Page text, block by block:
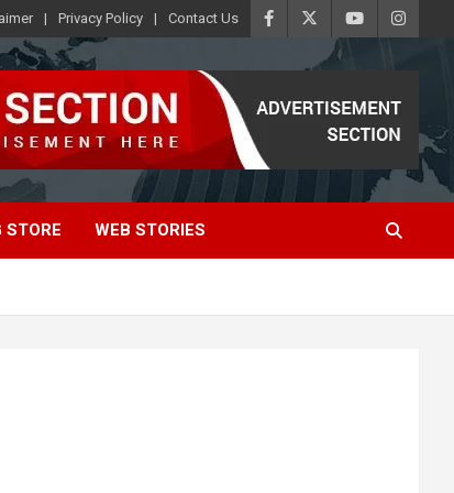
Privacy Policy Contact Us
STORE WEB STORIES